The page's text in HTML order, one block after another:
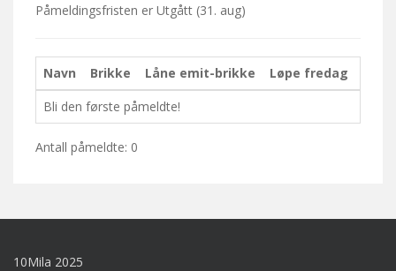
Påmeldingsfristen er Utgått (31. aug)
Navn Brikke Låne emit-brikke Løpe fredag
Bli den første påmeldte!
Antall påmeldte: 0
10Mila 2025